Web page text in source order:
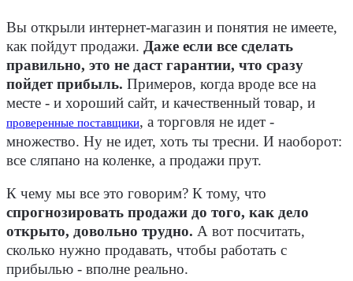
Вы открыли интернет-магазин и понятия не имеете,
как пойдут продажи. Даже если все сделать
правильно, это не даст гарантии, что сразу
пойдет прибыль. Примеров, когда вроде все на
месте - и хороший сайт, и качественный товар, и
проверенные поставщики, а торговля не идет -
множество. Ну не идет, хоть ты тресни. И наоборот:
все сляпано на коленке, а продажи прут.
К чему мы все это говорим? К тому, что
спрогнозировать продажи до того, как дело
открыто, довольно трудно. А вот посчитать,
сколько нужно продавать, чтобы работать с
прибылью - вполне реально.